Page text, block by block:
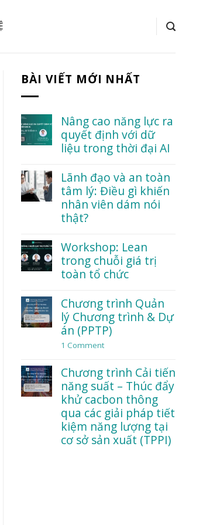
BÀI VIẾT MỚI NHẤT
Nâng cao năng lực ra
quyết định với dữ
liệu trong thời đại AI
Comments
on
Nâng
cao
năng
lực
định
với
dữ
liệu
đại
AI
Lãnh đạo và an toàn
tâm lý: Điều gì khiến
nhân viên dám nói
thật?
Comments
on
Lãnh
đạo
và
toàn
tâm
lý:
Điều
gì
khiến
dám
nói
thật?
Workshop: Lean
trong chuỗi giá trị
toàn tổ chức
Comments
on
Workshop:
Lean
trong
chuỗi
toàn
tổ
chức
Chương trình Quản
lý Chương trình & Dự
án (PPTP)
1 Comment
Quản
lý
Chương
trình
&
Dự
án
(PPTP)
Chương trình Cải tiến
năng suất – Thúc đẩy
khử cacbon thông
qua các giải pháp tiết
kiệm năng lượng tại
cơ sở sản xuất (TPPI)